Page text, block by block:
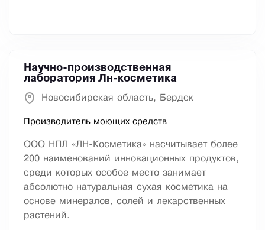
Научно-производственная
лаборатория Лн-косметика
Новосибирская область, Бердск
Производитель моющих средств
ООО НПЛ «ЛН-Косметика» насчитывает более
200 наименований инновационных продуктов,
среди которых особое место занимает
абсолютно натуральная сухая косметика на
основе минералов, солей и лекарственных
растений.